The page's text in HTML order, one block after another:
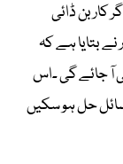
کاربن ڈائی
نے بتایا ہے کہ
50فیصد تک کمی آ جائے گی ۔اس
حل ہو سکیں